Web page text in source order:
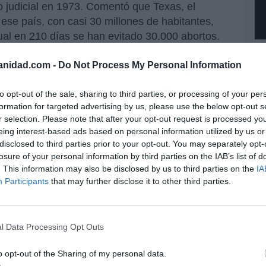
- Do Not Process My Personal Information
opt-out of the sale, sharing to third parties, or processing of your
for targeted advertising by us, please use the below opt-out
selection. Please note that after your opt-out request is processed
interest-based ads based on personal information utilized by us
to third parties prior to your opt-out. You may separately
of your personal information by third parties on the IAB’s list of
This information may also be disclosed by us to third parties on the
Participants that may further disclose it to other third parties.
Data Processing Opt Outs
opt-out of the Sharing of my personal data.
en 1973. Comentó que Texas, el
país, con casi 30 millones de habitantes,
en 210 días se han evitado 30.000 abortos.
llegar a que no muera
no el latido»
en los primeros días, aclaró, pero como
mujer advierte su embarazo, y se oye el
siendo una abolición.
que el Estado es la organización de las
es social y familiar. Expresó que en el
de la capital, hay mucho más valoración de
una bendición, una alegría en todos los
los más encumbrados».
y